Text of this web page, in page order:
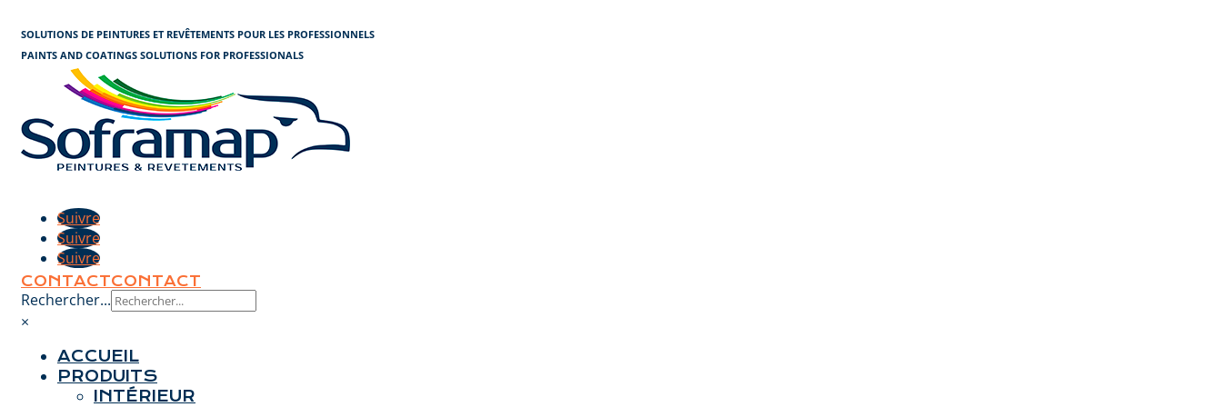
SOLUTIONS DE PEINTURES ET REVÊTEMENTS POUR LES PROFESSIONNELS
PAINTS AND COATINGS SOLUTIONS FOR PROFESSIONALS
Suivre
Suivre
Suivre
CONTACTCONTACT
Rechercher...
×
ACCUEIL
PRODUITS
INTÉRIEUR